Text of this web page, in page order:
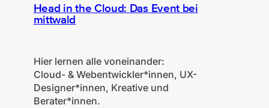
Head in the Cloud: Das Event bei
mittwald
Hier lernen alle voneinander:
Cloud- & Webentwickler*innen, UX-
Designer*innen, Kreative und
Berater*innen.